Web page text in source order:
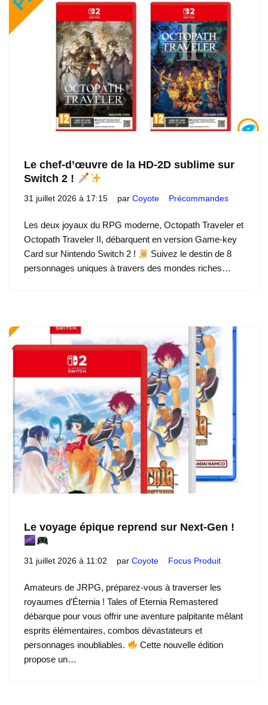
Le chef-d’œuvre de la HD-2D sublime sur
Switch 2 !
31 juillet 2026 à 17:15 par Coyote Précommandes
Les deux joyaux du RPG moderne, Octopath Traveler et
Octopath Traveler II, débarquent en version Game-key
Card sur Nintendo Switch 2 !
Suivez le destin de 8
personnages uniques à travers des mondes riches…
Le voyage épique reprend sur Next-Gen !
31 juillet 2026 à 11:02 par Coyote Focus Produit
Amateurs de JRPG, préparez-vous à traverser les
royaumes d’Éternia ! Tales of Eternia Remastered
débarque pour vous offrir une aventure palpitante mêlant
esprits élémentaires, combos dévastateurs et
personnages inoubliables.
Cette nouvelle édition
propose un…